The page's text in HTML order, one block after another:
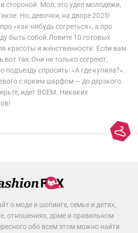
стороной. Мол, это удел молодежи,
Но, девочки, на дворе 2025!
«как-нибудь согреться», а про
быть собой.Ловите 10 готовых
красоты и женственности. Если вам
вот так.Они не только согреют,
подъезду спросить: «А где купила?».
с ярким шарфом — до дерзкого
идет ВСЕМ. Никаких
о моде и шопинге, семье и детях,
отношениях, доме и правильном
обо всем этом можно найти